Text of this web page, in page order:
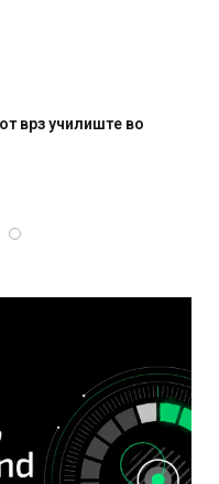
на генералите